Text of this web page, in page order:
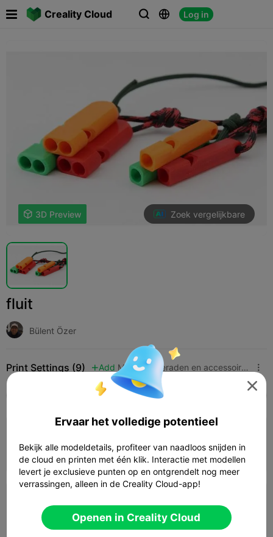
Creality Cloud   Log in
 3D Preview Zoek vergelijkbare
fluit
Bülent Özer
Print Settings (9)  Add Mode  Sieraden en accessoires 
K2 Pro
 15m 27s  1 plates  6.23g
 14m 02s  1 plates 

Ervaar het volledige potentieel
Bekijk alle modeldetails, profiteer van naadloos snijden in
de cloud en printen met één klik. Interactie met modellen
levert je exclusieve punten op en ontgrendelt nog meer
verrassingen, alleen in de Creality Cloud-app!
Openen in Creality Cloud